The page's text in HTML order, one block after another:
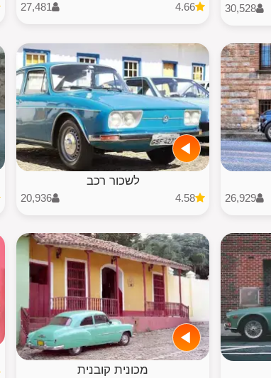
30,528
4.66
27,481
26,929
לשכור רכב
4.58
20,936
מכונית קובנית